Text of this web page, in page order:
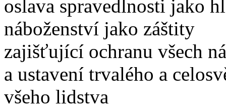
oslava spravedlnosti jako
náboženství jako záštity
zajišťující ochranu všech
a ustavení trvalého a
všeho lidstva